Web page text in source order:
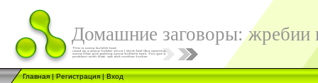
Домашние заговоры: жребии
Главная|Регистрация|Вход